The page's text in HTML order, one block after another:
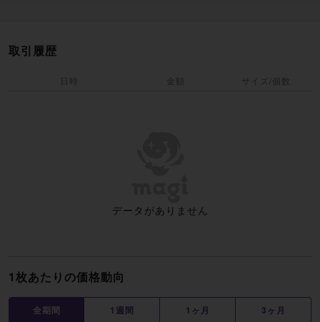
1枚あたりの価格動向
全期間 1週間 1ヶ月 3ヶ月
取引履歴
日時 金額 サイズ/個数
データがありません